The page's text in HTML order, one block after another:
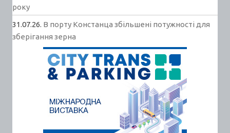
року
31.07.26. В порту Констанца збільшені потужності для
зберігання зерна